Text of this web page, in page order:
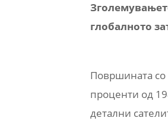
глобалното
Површината со
проценти од
детални